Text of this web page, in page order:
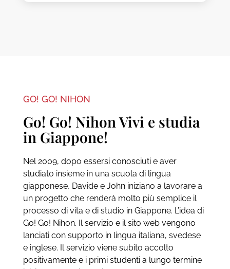
GO! GO! NIHON
Go! Go! Nihon Vivi e studia
in Giappone!
Nel 2009, dopo essersi conosciuti e aver
studiato insieme in una scuola di lingua
giapponese, Davide e John iniziano a lavorare a
un progetto che renderà molto più semplice il
processo di vita e di studio in Giappone. L’idea di
Go! Go! Nihon. Il servizio e il sito web vengono
lanciati con supporto in lingua italiana, svedese
e inglese. Il servizio viene subito accolto
positivamente e i primi studenti a lungo termine